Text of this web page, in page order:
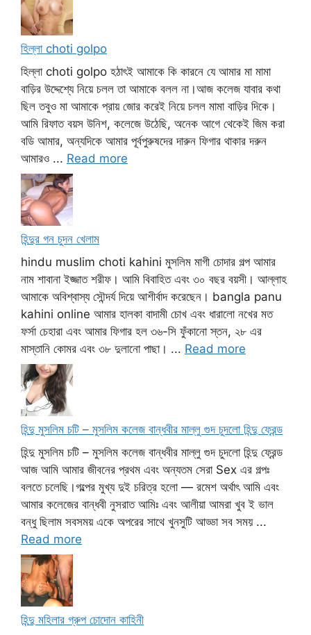
হিল্লা choti golpo
হিল্লা choti golpo হঠাৎই আমাকে কি কারনে যে আমার মা মামা
বাড়ির উদ্দেশ্যে নিয়ে চলল তা আমাকে বলল না।আজ কলেজ যাবার কথা
ছিল তবুও মা আমাকে প্রায় জোর করেই নিয়ে চলল মামা বাড়ির দিকে।
আমি রিফাত বয়স উনিশ, কলেজে উঠেছি, অনেক আগে থেকেই জিম করা
বডি আমার, অন্যদিকে আমার পূর্বপুরুষদের দারুন ফিগার থাকার দরুন
আমারও ... Read more
হিন্দুর গন চুদন খেলাম
hindu muslim choti kahini মুসলিম মাগী চোদার গল্প আমার
নাম শাবানা ইজ্জাত শরীফ। আমি বিবাহিত এবং ৩০ বছর বয়সী। আল্লাহ
আমাকে অবিশ্বাস্য সৌন্দর্য দিয়ে আশীর্বাদ করেছেন। bangla panu
kahini online আমার হালকা বাদামী চোখ এবং ধারালো নখের মত
ফর্সা চেহারা এবং আমার ফিগার হল ৩৬-সি ফুঁকানো স্তন, ২৮ এর
মাস্তানি কোমর এবং ৩৮ দুলানো পাছা। ... Read more
হিন্দু মুসলিম চটি – মুসলিম কলেজ বান্ধবীর মাল্লু গুদ চুদলো হিন্দু ফ্রেন্ড
হিন্দু মুসলিম চটি – মুসলিম কলেজ বান্ধবীর মাল্লু গুদ চুদলো হিন্দু ফ্রেন্ড
আজ আমি আমার জীবনের প্রথম এবং অন্যতম সেরা Sex এর গল্পঃ
বলতে চলেছি।গল্পের মুখ্য দুই চরিত্র হলো — রমেশ অর্থাৎ আমি এবং
আমার কলেজের বান্ধবী নুসরাত আমিঃ এবং আলীয়া আমরা খুব ই ভাল
বন্ধু ছিলাম সবসময় একে অপরের সাথে খুনসুটি আড্ডা সব সময় ...
Read more
হিন্দু মহিলার গ্রুপ চোদোন কাহিনী